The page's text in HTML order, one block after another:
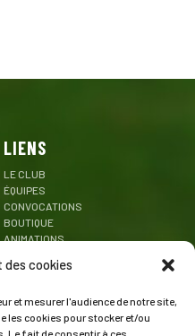
des cookies
et mesurer l'audience de notre site,
les cookies pour stocker et/ou
Le fait de consentir à ces
LIENS
LE CLUB
ÉQUIPES
CONVOCATIONS
BOUTIQUE
ANIMATIONS
CONTACT
SUIVEZ LE SCA